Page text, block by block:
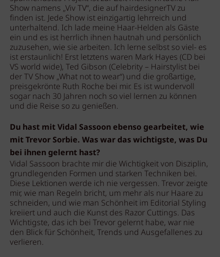
Show namens „Viv TV“, die auf hairdesignerTV zu
finden ist. Jede Show ist einzigartig lehrreich und
unterhaltend. Ich lade meine Haar-Helden als Gäste
ein und es ist herrlich ihnen hautnah und persönlich
zuzusehen, wie sie arbeiten. Ich lerne selbst so viel- es
ist erstaunlich! Erst letztens waren Mark Hayes (CD bei
VS world wide), Ted Gibson (Celebrity – Hairstylist bei
der TV Show „What not to wear“) und die großartige,
preisgekrönte Ruth Roche bei mir. Es ist wundervoll
sogar nach 30 Jahren noch so viel lernen zu können
und die Reise so zu genießen.
Du hast mit Vidal Sassoon ebenso gearbeitet, wie
mit Trevor Sorbie. Was war das wichtigste, was Du
bei ihnen gelernt hast?
Vidal Sassoon brachte mir die Wichtigkeit von Disziplin,
grundlegenden Formen und starken Techniken bei.
Diese Lektionen werde ich nie vergessen. Trevor zeigte
mir, wie man Regeln bricht, um mehr als nur Haare zu
schneiden, und wie man Schönheit im Editorial Styling
kreiiert und auch die Kunst des Razor Cuttings. Das
Wichtigste, das ich bei Trevor gelernt habe, war nie
den Blick für Schönheit, Trends und Ausgefallenes zu
verlieren.